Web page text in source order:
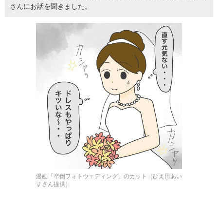
さんにお話を聞きました。
漫画「卒倒フォトウェディング」のカット（ひえ田あい
すさん提供）